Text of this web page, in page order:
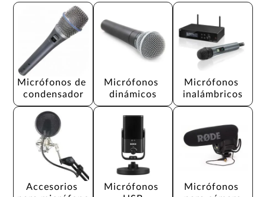
Micrófonos de
condensador
Micrófonos
dinámicos
Micrófonos
inalámbricos
Accesorios
Micrófonos
Micrófonos